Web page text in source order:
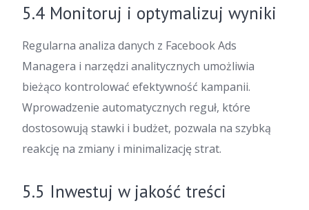
5.4 Monitoruj i optymalizuj wyniki
Regularna analiza danych z Facebook Ads
Managera i narzędzi analitycznych umożliwia
bieżąco kontrolować efektywność kampanii.
Wprowadzenie automatycznych reguł, które
dostosowują stawki i budżet, pozwala na szybką
reakcję na zmiany i minimalizację strat.
5.5 Inwestuj w jakość treści